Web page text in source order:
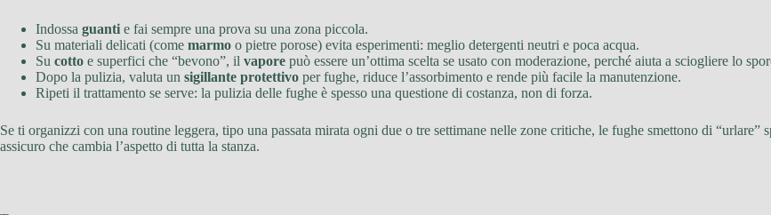
Indossa guanti e fai sempre una prova su una zona piccola.
Su materiali delicati (come marmo o pietre porose) evita esperimenti: meglio detergenti neutri e poca acqua.
Su cotto e superfici che “bevono”, il vapore può essere un’ottima scelta se usato con moderazione, perché aiuta a sciogliere lo
Dopo la pulizia, valuta un sigillante protettivo per fughe, riduce l’assorbimento e rende più facile la manutenzione.
Ripeti il trattamento se serve: la pulizia delle fughe è spesso una questione di costanza, non di forza.
Se ti organizzi con una routine leggera, tipo una passata mirata ogni due o tre settimane nelle zone critiche, le fughe smettono di
assicuro che cambia l’aspetto di tutta la stanza.